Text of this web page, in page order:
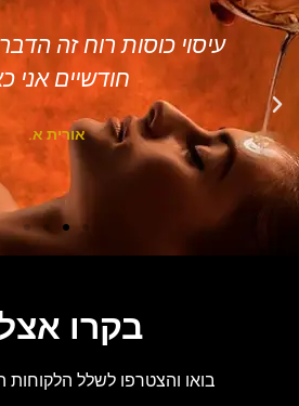
עיסוי כוסות רוח זה
חודשיים אני
אורית א.
בקרו
בואו והצטרפו לשלל הלקוחות